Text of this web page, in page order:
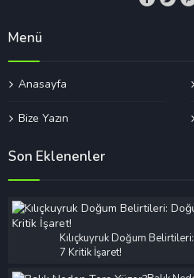
Menü
Anasayfa
Bize Yazın
Son Eklenenler
Kılıçkuyruk Doğum
7 Kritik İşaret!